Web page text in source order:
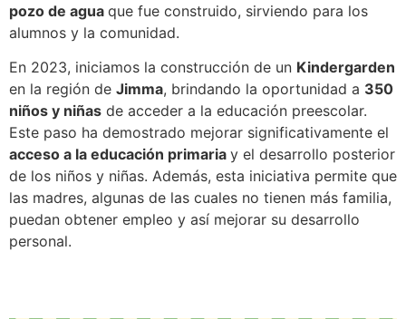
pozo de agua que fue construido, sirviendo para los
alumnos y la comunidad.
En 2023, iniciamos la construcción de un Kindergarden
en la región de Jimma, brindando la oportunidad a 350
niños y niñas de acceder a la educación preescolar.
Este paso ha demostrado mejorar significativamente el
acceso a la educación primaria y el desarrollo posterior
de los niños y niñas. Además, esta iniciativa permite que
las madres, algunas de las cuales no tienen más familia,
puedan obtener empleo y así mejorar su desarrollo
personal.